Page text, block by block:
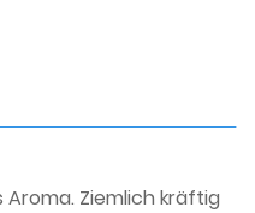
Aroma. Ziemlich kräftig